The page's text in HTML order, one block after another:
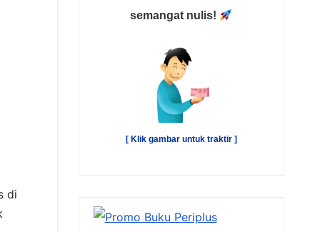
di
semangat nulis!
[ Klik gambar untuk traktir ]